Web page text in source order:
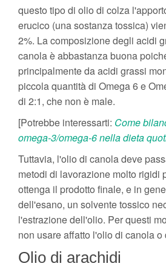
questo tipo di olio di colza
erucico (una sostanza tossica)
2%. La composizione degli acidi
canola è abbastanza buona
principalmente da acidi grassi
piccola quantità di Omega 6 e
di 2:1, che non è male.
[Potrebbe interessarti: Come
omega-3/omega-6 nella dieta
Tuttavia, l'olio di canola deve
metodi di lavorazione molto rigidi
ottenga il prodotto finale, e in
dell'esano, un solvente tossico
l'estrazione dell'olio. Per questi
non usare affatto l'olio di canola o
Olio di arachidi